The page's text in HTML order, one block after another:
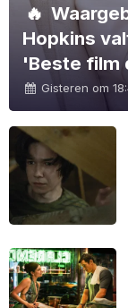
🔥
Hopkins
'Beste film
Gisteren om